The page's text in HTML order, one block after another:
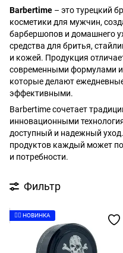
Barbertime – это турецкий
косметики для мужчин,
барбершопов и домашнего
средства для бритья,
и кожей. Продукция
современными формулами
которые делают
эффективными.
Barbertime сочетает
инновационными
доступный и надежный
продуктов каждый может
и потребности.
Фильтр
👉🏻 НОВИНКА